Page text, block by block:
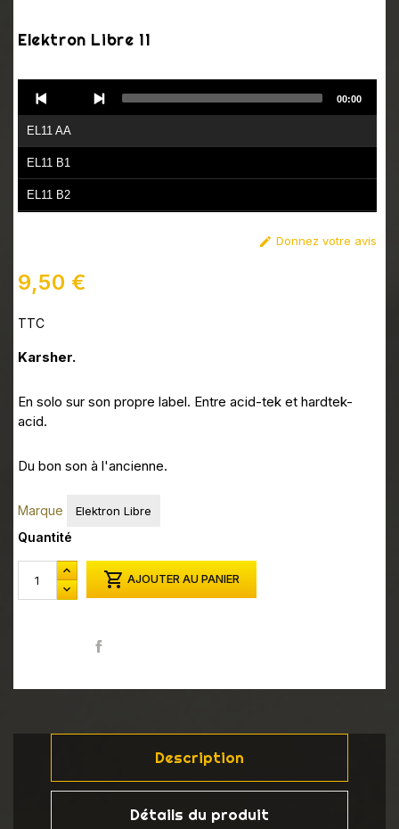
Elektron Libre 11
Player
EL11 AA
EL11 B1
EL11 B2
00:00
 Donnez votre avis
9,50 €
TTC
Karsher.
En solo sur son propre label. Entre acid-tek et hardtek-
acid.
Du bon son à l'ancienne.
Marque Elektron Libre
Quantité
 AJOUTER AU PANIER
Description
Détails du produit